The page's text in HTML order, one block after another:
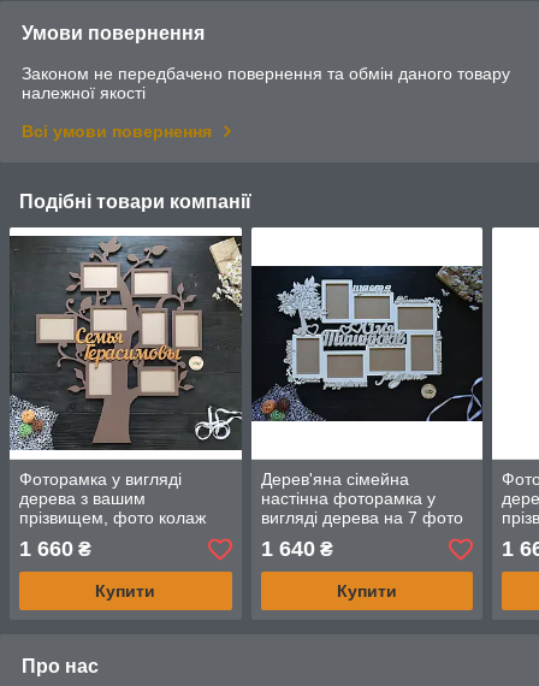
Умови повернення
Законом не передбачено повернення та обмін даного товару
належної якості
Всі умови повернення
Подібні товари компанії
Фоторамка у вигляді
дерева з вашим
прізвищем, фото колаж
дерево, дерево з
фоторамок
1 660 ₴
Купити
Дерев'яна сімейна
настінна фоторамка у
вигляді дерева на 7 фото
з прізвищем і накладними
словами
1 640₴
Купити
1
Про нас